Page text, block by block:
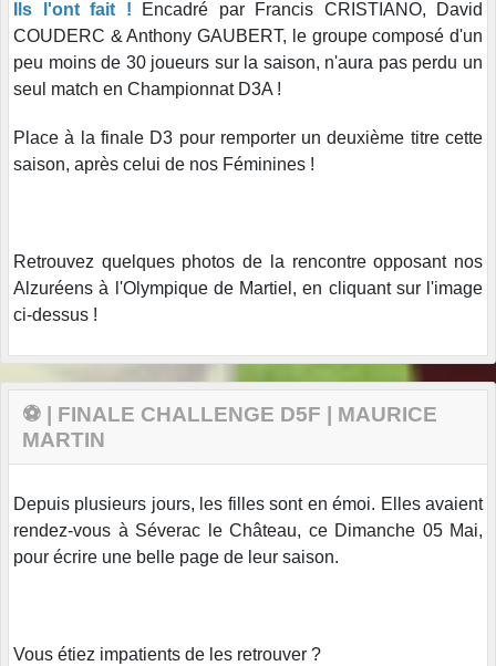
Ils l'ont fait ! Encadré par Francis CRISTIANO, David
COUDERC & Anthony GAUBERT, le groupe composé d'un
peu moins de 30 joueurs sur la saison, n'aura pas perdu un
seul match en Championnat D3A !
Place à la finale D3 pour remporter un deuxième titre cette
saison, après celui de nos Féminines !
Retrouvez quelques photos de la rencontre opposant nos
Alzuréens à l'Olympique de Martiel, en cliquant sur l'image
ci-dessus !
⚽ | FINALE CHALLENGE D5F | MAURICE
MARTIN
Depuis plusieurs jours, les filles sont en émoi. Elles avaient
rendez-vous à Séverac le Château, ce Dimanche 05 Mai,
pour écrire une belle page de leur saison.
Vous étiez impatients de les retrouver ?